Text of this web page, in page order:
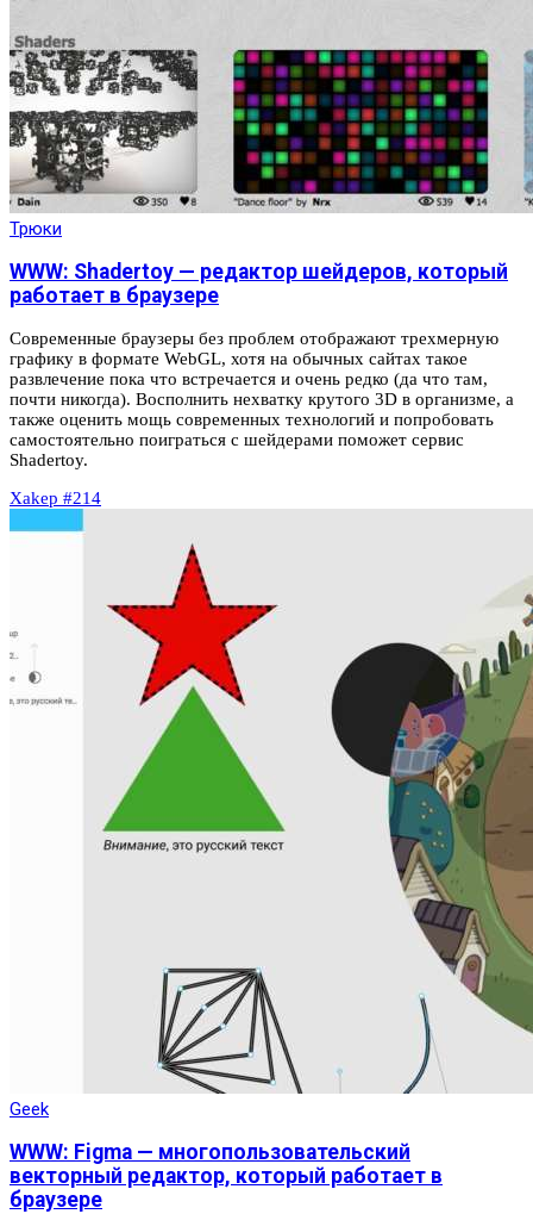
Трюки
WWW: Shadertoy — редактор шейдеров, который
работает в браузере
Современные браузеры без проблем отображают трехмерную
графику в формате WebGL, хотя на обычных сайтах такое
развлечение пока что встречается и очень редко (да что там,
почти никогда). Восполнить нехватку крутого 3D в организме, а
также оценить мощь современных технологий и попробовать
самостоятельно поиграться с шейдерами поможет сервис
Shadertoy.
Xakep #214
Geek
WWW: Figma — многопользовательский
векторный редактор, который работает в
браузере